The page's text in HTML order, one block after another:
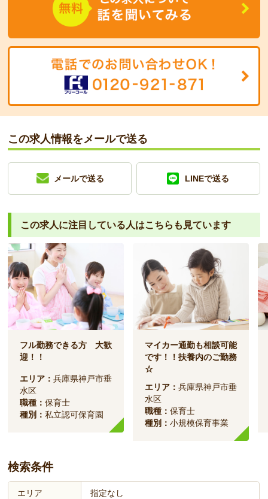
この求人情報をメールで送る
メールで送る LINEで送る
この求人に注目している人はこちらも見ています
フル勤務できる方 大歓
迎！！
エリア：兵庫県神戸市垂
水区
職種：保育士
種別：私立認可保育園
マイカー通勤も相談可能
です！！扶養内のご勤務
☆
エリア：兵庫県神戸市垂
水区
職種：保育士
種別：小規模保育事業
検索条件
エリア 指定なし